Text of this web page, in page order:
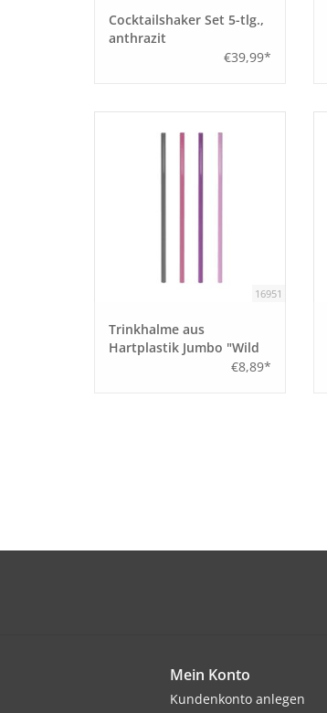
Cocktailshaker Set 5-tlg.,
anthrazit
€39,99*
16951
Trinkhalme aus
Hartplastik Jumbo "Wild
€8,89*
Mein Konto
Kundenkonto anlegen